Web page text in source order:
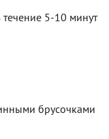
течение 5-10 минут
брусочками